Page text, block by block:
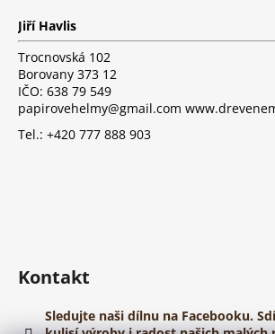
Jiří Havlis
Trocnovská 102
Borovany 373 12
IČO: 638 79 549
papirovehelmy@gmail.com
Tel.: +420 777 888 903
Kontakt
Sledujte naši dílnu na Facebooku.